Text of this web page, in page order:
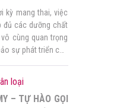
kỳ mang thai, việc
đủ các dưỡng chất
cùng quan trọng
sự phát triển của
dinh dưỡng
trò vô cùng quan
loại
– TỰ HÀO GỌI